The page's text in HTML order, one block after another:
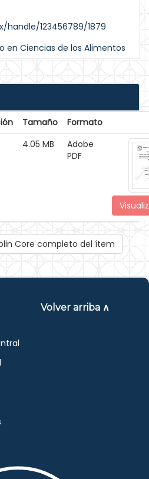
handle/123456789/1879
en Ciencias de los Alimentos
Tamaño
Formato
4.05 MB
Adobe
PDF
Core completo del ítem
Volver arriba ∧